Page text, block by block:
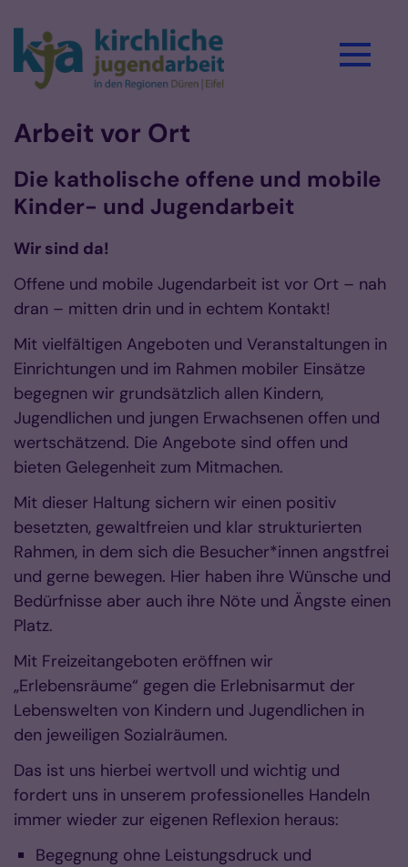
Arbeit vor Ort
Die katholische offene und mobile
Kinder- und Jugendarbeit
Wir sind da!
Offene und mobile Jugendarbeit ist vor Ort – nah
dran – mitten drin und in echtem Kontakt!
Mit vielfältigen Angeboten und Veranstaltungen in
Einrichtungen und im Rahmen mobiler Einsätze
begegnen wir grundsätzlich allen Kindern,
Jugendlichen und jungen Erwachsenen offen und
wertschätzend. Die Angebote sind offen und
bieten Gelegenheit zum Mitmachen.
Mit dieser Haltung sichern wir einen positiv
besetzten, gewaltfreien und klar strukturierten
Rahmen, in dem sich die Besucher*innen angstfrei
und gerne bewegen. Hier haben ihre Wünsche und
Bedürfnisse aber auch ihre Nöte und Ängste einen
Platz.
Mit Freizeitangeboten eröffnen wir
„Erlebensräume“ gegen die Erlebnisarmut der
Lebenswelten von Kindern und Jugendlichen in
den jeweiligen Sozialräumen.
Das ist uns hierbei wertvoll und wichtig und
fordert uns in unserem professionelles Handeln
immer wieder zur eigenen Reflexion heraus:
Begegnung ohne Leistungsdruck und